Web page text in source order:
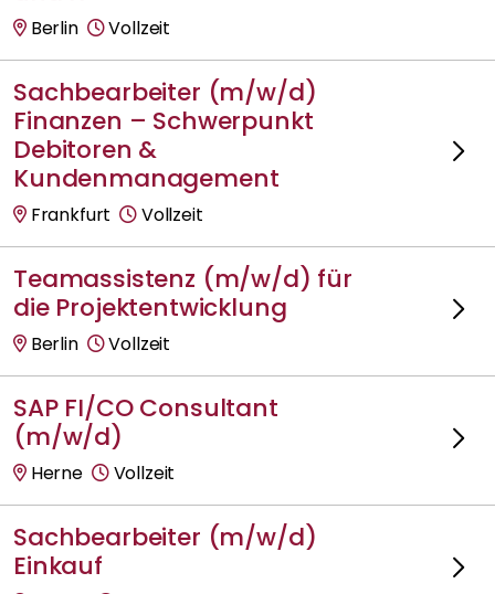
Berlin Vollzeit
Sachbearbeiter (m/w/d)
Finanzen – Schwerpunkt
Debitoren &
Kundenmanagement
Frankfurt Vollzeit
Teamassistenz (m/w/d) für
die Projektentwicklung
Berlin Vollzeit
SAP FI/CO Consultant
(m/w/d)
Herne Vollzeit
Sachbearbeiter (m/w/d)
Einkauf